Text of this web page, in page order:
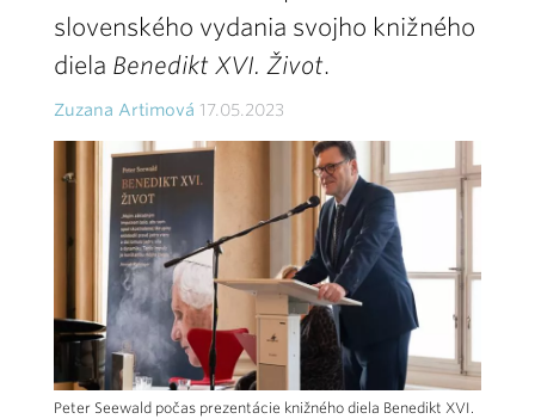
slovenského vydania svojho knižného
diela Benedikt XVI. Život.
Zuzana Artimová 17.05.2023
Peter Seewald počas prezentácie knižného diela Benedikt XVI.